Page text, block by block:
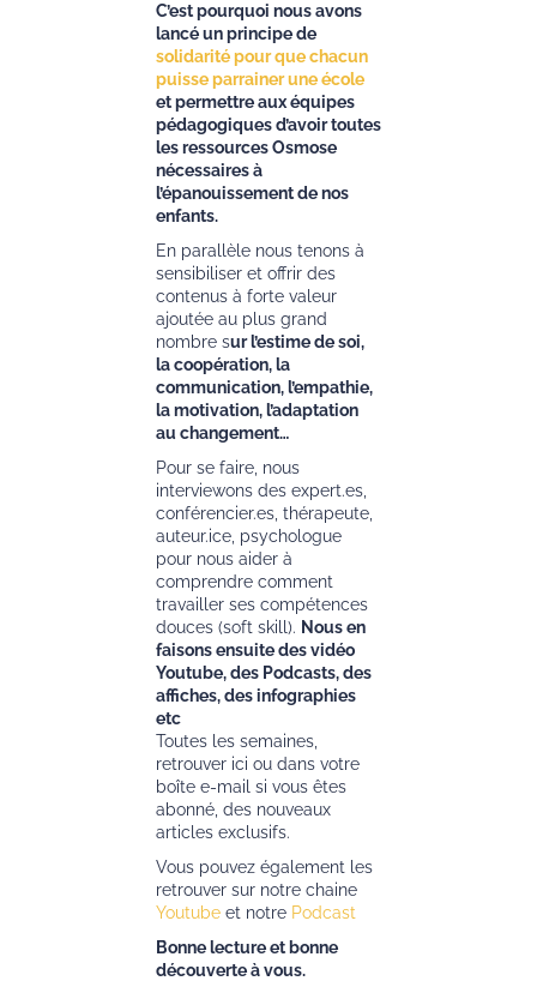
C’est pourquoi nous avons
lancé un principe de
solidarité pour que chacun
puisse parrainer une école
et permettre aux équipes
pédagogiques d’avoir toutes
les ressources Osmose
nécessaires à
l’épanouissement de nos
enfants.
En parallèle nous tenons à
sensibiliser et offrir des
contenus à forte valeur
ajoutée au plus grand
nombre sur l’estime de soi,
la coopération, la
communication, l’empathie,
la motivation, l’adaptation
au changement…
Pour se faire, nous
interviewons des expert.es,
conférencier.es, thérapeute,
auteur.ice, psychologue
pour nous aider à
comprendre comment
travailler ses compétences
douces (soft skill). Nous en
faisons ensuite des vidéo
Youtube, des Podcasts, des
affiches, des infographies
etc
Toutes les semaines,
retrouver ici ou dans votre
boîte e-mail si vous êtes
abonné, des nouveaux
articles exclusifs.
Vous pouvez également les
retrouver sur notre chaine
Youtube et notre Podcast
Bonne lecture et bonne
découverte à vous.